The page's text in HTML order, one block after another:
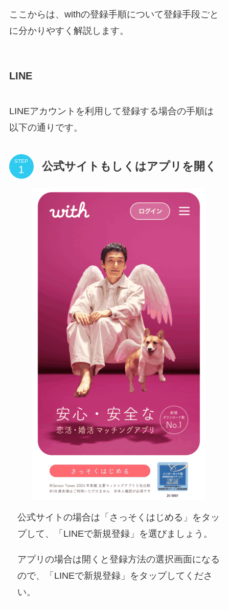
ここからは、withの登録手順について登録手段ごと
に分かりやすく解説します。
LINE
LINEアカウントを利用して登録する場合の手順は
以下の通りです。
STEP 公式サイトもしくはアプリを開く
公式サイトの場合は「さっそくはじめる」をタッ
プして、「LINEで新規登録」を選びましょう。
アプリの場合は開くと登録方法の選択画面になる
ので、「LINEで新規登録」をタップしてくださ
い。